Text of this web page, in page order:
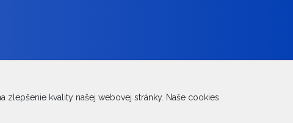
zlepšenie kvality našej webovej stránky. Naše cookies